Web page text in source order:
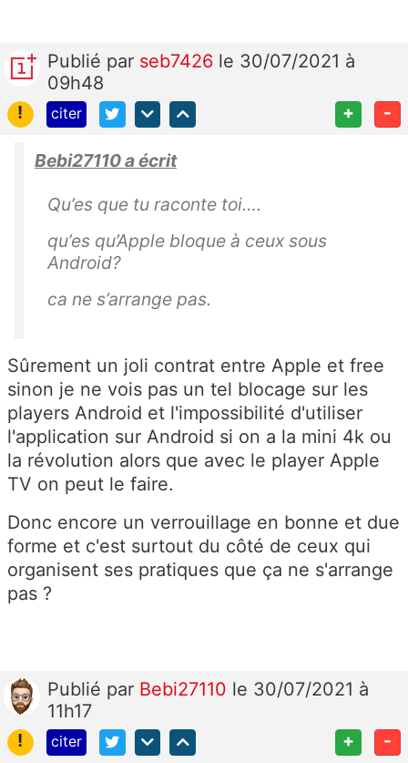
Publié par seb7426 le 30/07/2021 à
09h48
!
citer + -
Bebi27110 a écrit
Qu’es que tu raconte toi….
qu’es qu’Apple bloque à ceux sous
Android?
ca ne s’arrange pas.
Sûrement un joli contrat entre Apple et free
sinon je ne vois pas un tel blocage sur les
players Android et l'impossibilité d'utiliser
l'application sur Android si on a la mini 4k ou
la révolution alors que avec le player Apple
TV on peut le faire.
Donc encore un verrouillage en bonne et due
forme et c'est surtout du côté de ceux qui
organisent ses pratiques que ça ne s'arrange
pas ?
Publié par Bebi27110 le 30/07/2021 à
11h17
!
citer + -